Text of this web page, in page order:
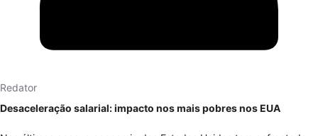
Redator
Desaceleração salarial: impacto nos mais pobres nos EUA